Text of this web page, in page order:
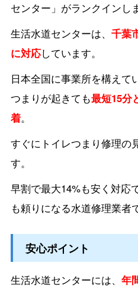
センター」がランクインし
生活水道センターは、 千葉
に対応しています。
日本全国に事業所を構えて
つまりが起きても最短15分
着。
すぐにトイレつまり修理の
す。
早割で最大14%も安く対応
も頼りになる水道修理業者
安心ポイント
生活水道センターには、 年